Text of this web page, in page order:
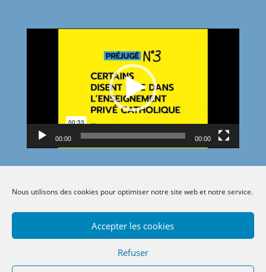
Nous utilisons des cookies pour optimiser notre site web et notre service.
Accepter les cookies
Refuser
00:00 00:00